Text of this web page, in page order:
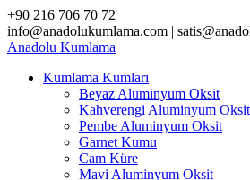
Skip
to
content
+90 216 706 70 72
info@anadolukumlama.com |
Anadolu Kumlama
Kumlama Kumları
Beyaz Aluminyum Oksit
Kahverengi Aluminyum Oksit
Pembe Aluminyum Oksit
Garnet Kumu
Cam Küre
Mavi Aluminyum Oksit